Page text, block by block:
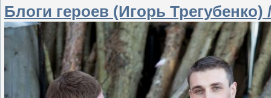
Блоги героев (Игорь